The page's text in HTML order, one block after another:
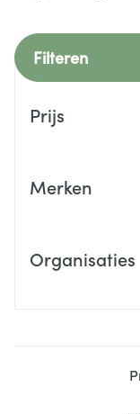
Filteren
Prijs
Merken
Organisaties